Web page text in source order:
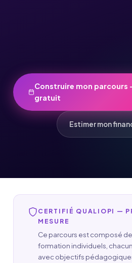
Construire mon parcours
gratuit
Estimer mon
CERTIFIÉ QUALIOPI —
MESURE
Ce parcours est composé
formation individuels,
avec objectifs